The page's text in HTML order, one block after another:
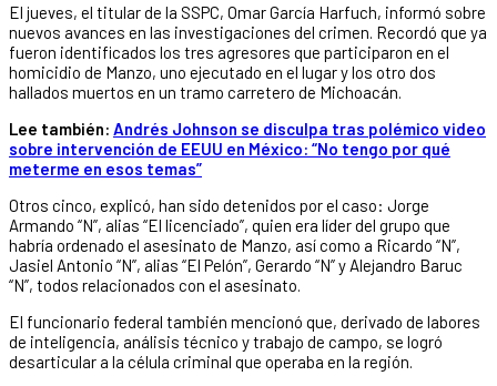
El jueves, el titular de la SSPC, Omar García Harfuch, informó sobre
nuevos avances en las investigaciones del crimen. Recordó que ya
fueron identificados los tres agresores que participaron en el
homicidio de Manzo, uno ejecutado en el lugar y los otro dos
hallados muertos en un tramo carretero de Michoacán.
Lee también: Andrés Johnson se disculpa tras polémico video
sobre intervención de EEUU en México: “No tengo por qué
meterme en esos temas”
Otros cinco, explicó, han sido detenidos por el caso: Jorge
Armando “N”, alias “El licenciado”, quien era líder del grupo que
habría ordenado el asesinato de Manzo, así como a Ricardo “N”,
Jasiel Antonio “N”, alias “El Pelón”, Gerardo “N” y Alejandro Baruc
“N”, todos relacionados con el asesinato.
El funcionario federal también mencionó que, derivado de labores
de inteligencia, análisis técnico y trabajo de campo, se logró
desarticular a la célula criminal que operaba en la región.